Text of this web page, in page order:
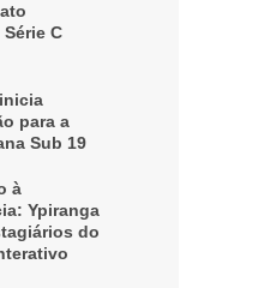
C
para a
Sub 19
à
Ypiranga
do